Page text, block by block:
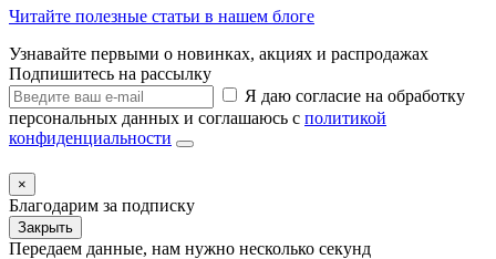
Читайте полезные статьи в нашем блоге
Узнавайте первыми о новинках, акциях и распродажах
Подпишитесь на рассылку
Я даю согласие на обработку
персональных данных и соглашаюсь с политикой
конфиденциальности
×
Благодарим за подписку
Закрыть
Передаем данные, нам нужно несколько секунд